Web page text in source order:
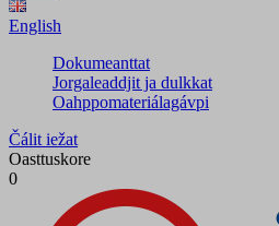
English
Dokumeanttat
Jorgaleaddjit ja dulkkat
Oahppomateriálagávpi
Čálit iežat
Oasttuskore
0